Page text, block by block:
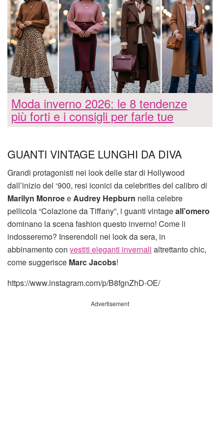
Moda inverno 2026: le 8 tendenze
più forti e i consigli per farle tue
GUANTI VINTAGE LUNGHI DA DIVA
Grandi protagonisti nei look delle star di Hollywood
dall’inizio del ‘900, resi iconici da celebrities del calibro di
Marilyn MonroeeAudrey Hepburn nella celebre
pellicola “Colazione da Tiffany”, i guanti vintageall’omero
dominano la scena fashion questo inverno! Come li
indosseremo? Inserendoli nei look da sera, in
abbinamento con vestiti eleganti invernali altrettanto chic,
come suggerisce Marc Jacobs!
https://www.instagram.com/p/B8fgnZhD-OE/
Advertisement